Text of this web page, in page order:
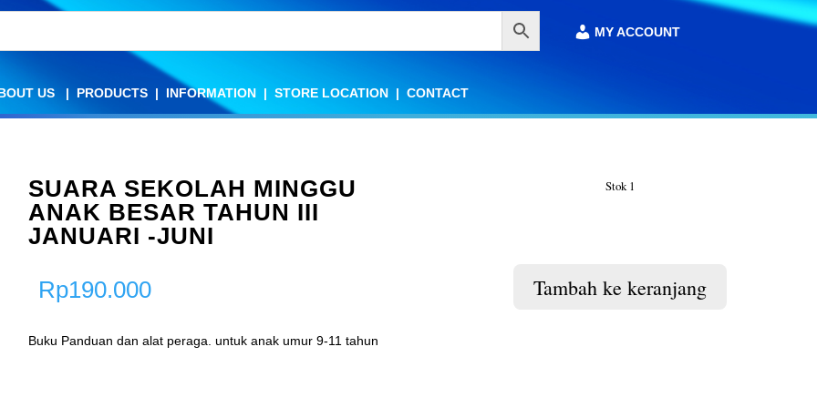
US | PRODUCTS | INFORMATION | STORE LOCATION | CONTACT
MY ACCOUNT
US | PRODUCTS | INFORMATION | STORE LOCATION | CONTACT
MY ACCOUNT
SUARA SEKOLAH MINGGU
ANAK BESAR TAHUN III
JANUARI -JUNI
Rp190.000
Buku Panduan dan alat peraga. untuk anak umur 9-11 tahun
Stok 1
Tambah ke keranjang